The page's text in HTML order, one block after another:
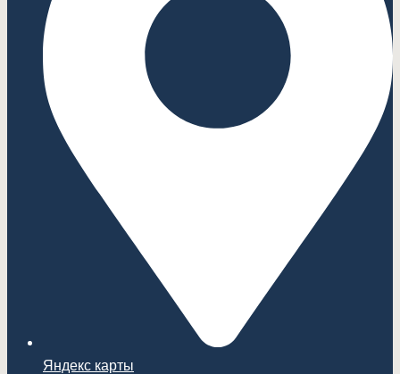
Яндекс карты